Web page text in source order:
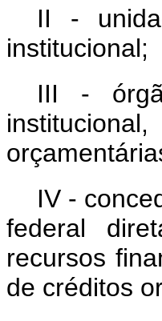
II -
institucional;
III -
IV -
federal
recursos
de créditos